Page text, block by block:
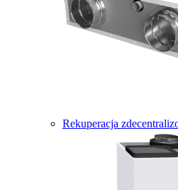
Rekuperacja